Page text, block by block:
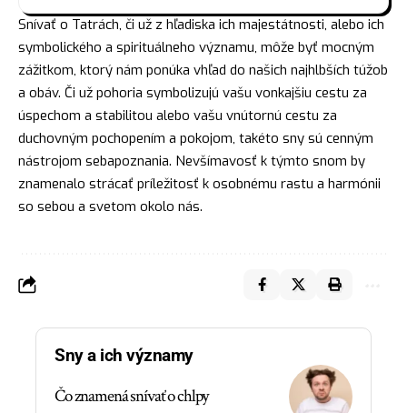
Snívať o Tatrách, či už z hľadiska ich majestátnosti, alebo ich
symbolického a spirituálneho významu, môže byť mocným
zážitkom, ktorý nám ponúka vhľad do našich najhlbších túžob
a obáv. Či už pohoria symbolizujú vašu vonkajšiu cestu za
úspechom a stabilitou alebo vašu vnútornú cestu za
duchovným pochopením a pokojom, takéto sny sú cenným
nástrojom sebapoznania. Nevšímavosť k týmto snom by
znamenalo strácať príležitosť k osobnému rastu a harmónii
so sebou a svetom okolo nás.
Sny a ich významy
Čo znamená snívať o chlpy